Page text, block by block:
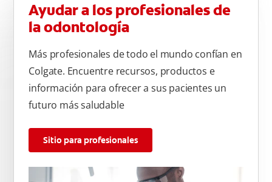
Ayudar a los profesionales de
la odontología
Más profesionales de todo el mundo confían en
Colgate. Encuentre recursos, productos e
información para ofrecer a sus pacientes un
futuro más saludable
Sitio para profesionales